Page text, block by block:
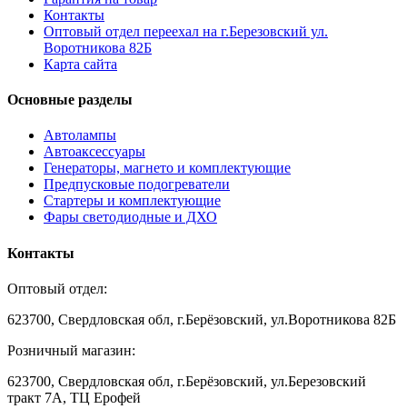
Контакты
Оптовый отдел переехал на г.Березовский ул.
Воротникова 82Б
Карта сайта
Основные разделы
Автолампы
Автоаксессуары
Генераторы, магнето и комплектующие
Предпусковые подогреватели
Стартеры и комплектующие
Фары светодиодные и ДХО
Контакты
Оптовый отдел:
623700, Свердловская обл, г.Берёзовский, ул.Воротникова 82Б
Розничный магазин:
623700, Свердловская обл, г.Берёзовский, ул.Березовский
тракт 7А, ТЦ Ерофей